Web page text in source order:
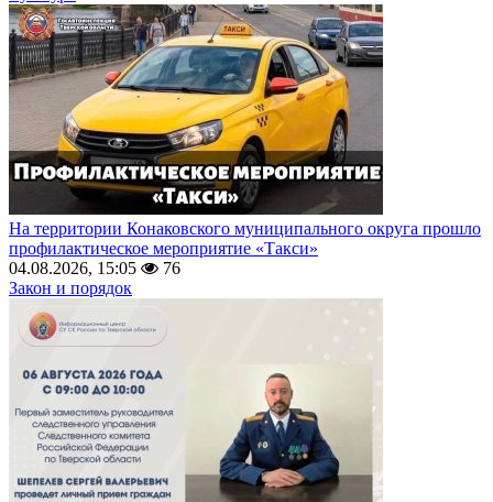
На территории Конаковского муниципального округа прошло
профилактическое мероприятие «Такси»
04.08.2026, 15:05
76
Закон и порядок